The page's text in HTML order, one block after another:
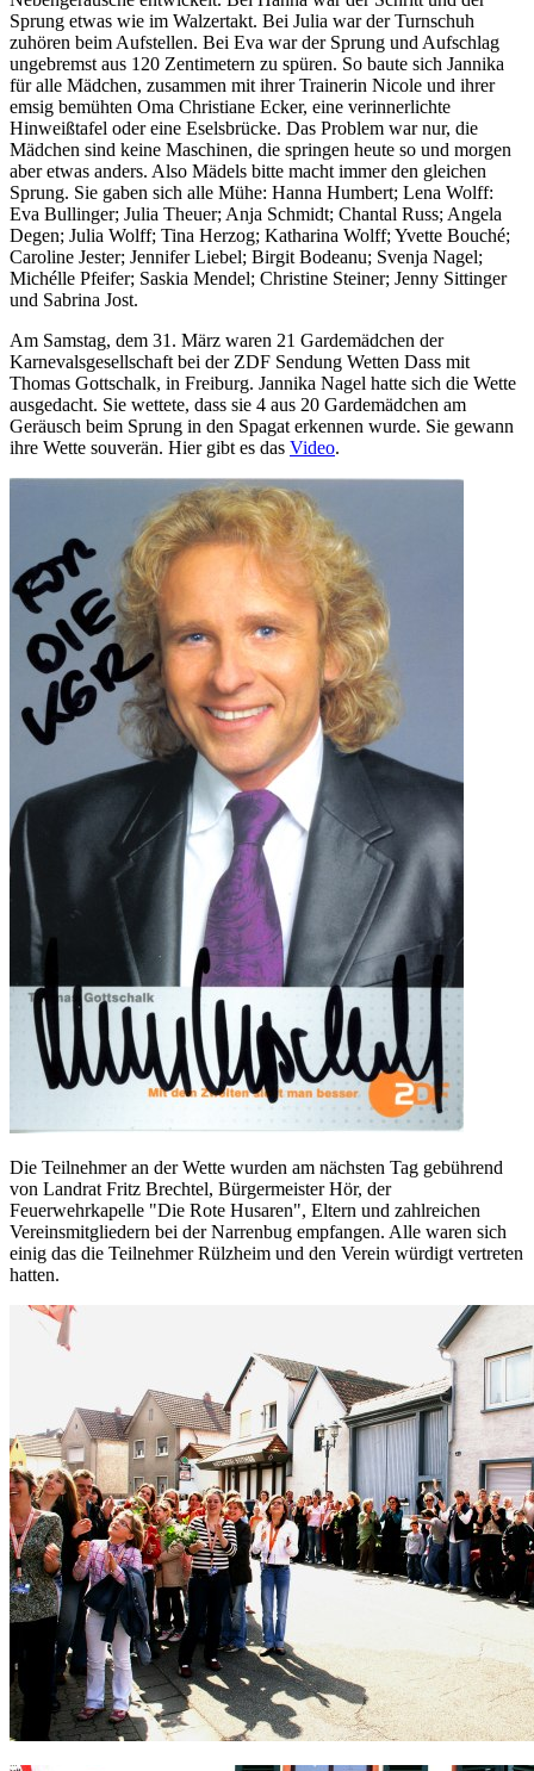
Sprung etwas wie im Walzertakt. Bei Julia war der Turnschuh
zuhören beim Aufstellen. Bei Eva war der Sprung und Aufschlag
ungebremst aus 120 Zentimetern zu spüren. So baute sich Jannika
für alle Mädchen, zusammen mit ihrer Trainerin Nicole und ihrer
emsig bemühten Oma Christiane Ecker, eine verinnerlichte
Hinweißtafel oder eine Eselsbrücke. Das Problem war nur, die
Mädchen sind keine Maschinen, die springen heute so und morgen
aber etwas anders. Also Mädels bitte macht immer den gleichen
Sprung. Sie gaben sich alle Mühe: Hanna Humbert; Lena Wolff:
Eva Bullinger; Julia Theuer; Anja Schmidt; Chantal Russ; Angela
Degen; Julia Wolff; Tina Herzog; Katharina Wolff; Yvette Bouché;
Caroline Jester; Jennifer Liebel; Birgit Bodeanu; Svenja Nagel;
Michélle Pfeifer; Saskia Mendel; Christine Steiner; Jenny Sittinger
und Sabrina Jost.
Am Samstag, dem 31. März waren 21 Gardemädchen der
Karnevalsgesellschaft bei der ZDF Sendung Wetten Dass mit
Thomas Gottschalk, in Freiburg. Jannika Nagel hatte sich die Wette
ausgedacht. Sie wettete, dass sie 4 aus 20 Gardemädchen am
Geräusch beim Sprung in den Spagat erkennen wurde. Sie gewann
ihre Wette souverän. Hier gibt es das Video.
Die Teilnehmer an der Wette wurden am nächsten Tag gebührend
von Landrat Fritz Brechtel, Bürgermeister Hör, der
Feuerwehrkapelle "Die Rote Husaren", Eltern und zahlreichen
Vereinsmitgliedern bei der Narrenbug empfangen. Alle waren sich
einig das die Teilnehmer Rülzheim und den Verein würdigt vertreten
hatten.